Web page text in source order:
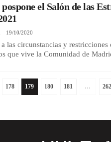
el Salón de las
19/10/2020
las circunstancias y
que vive la Comunidad de
178 179 180 181 … 262